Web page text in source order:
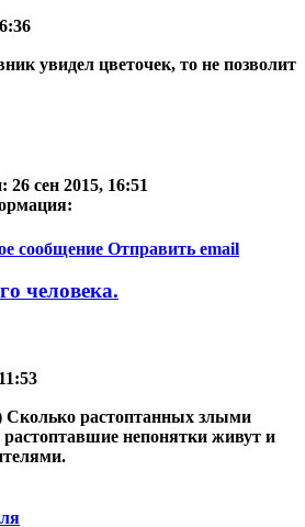
увидел цветочек, то не позволит
26 сен 2015, 16:51
сообщение Отправить email
человека.
Сколько растоптанных злыми
непонятки живут и